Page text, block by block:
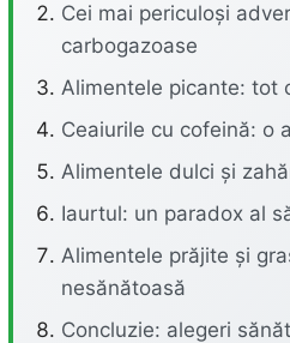
Cei mai periculoși
carbogazoase
Alimentele picante: tot
Ceaiurile cu cofeină: o
Alimentele dulci și
Iaurtul: un paradox al
Alimentele prăjite și
nesănătoasă
Concluzie: alegeri